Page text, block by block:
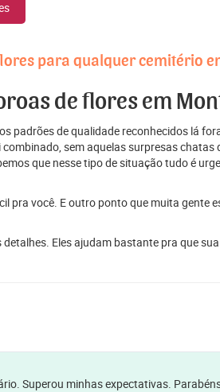
para qualquer cemitério
de flores em
padrões de qualidade reconhecidos lá
sem aquelas surpresas chatas
que nesse tipo de situação tudo é
pra você. E outro ponto que muita gente
Eles ajudam bastante pra que
Superou minhas expectativas.